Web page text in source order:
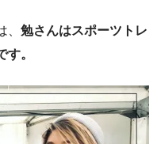
勉さんはスポーツトレ
。